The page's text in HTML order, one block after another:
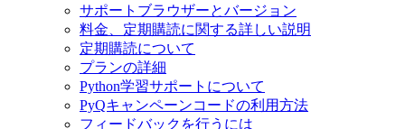
サポートブラウザーとバージョン
料金、定期購読に関する詳しい説明
定期購読について
プランの詳細
Python学習サポートについて
PyQキャンペーンコードの利用方法
フィードバックを行うには